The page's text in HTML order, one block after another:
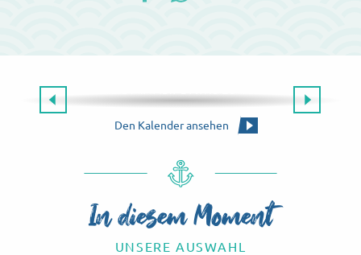
Den Kalender ansehen
Die Agenda für dieses Wochenende
In diesem Moment
UNSERE AUSWAHL